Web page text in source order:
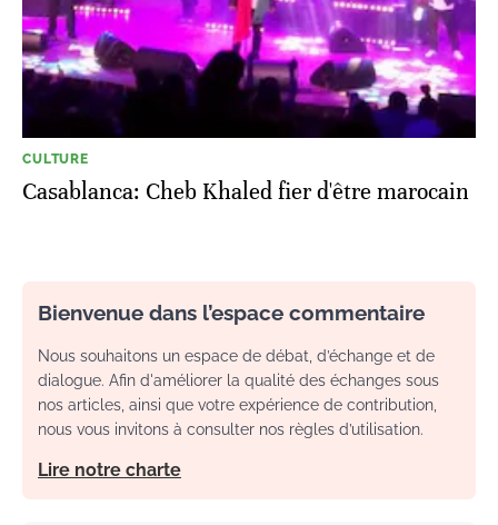
CULTURE
Casablanca: Cheb Khaled fier d'être marocain
Bienvenue dans l’espace commentaire
Nous souhaitons un espace de débat, d’échange et de
dialogue. Afin d'améliorer la qualité des échanges sous
nos articles, ainsi que votre expérience de contribution,
nous vous invitons à consulter nos règles d’utilisation.
Lire notre charte